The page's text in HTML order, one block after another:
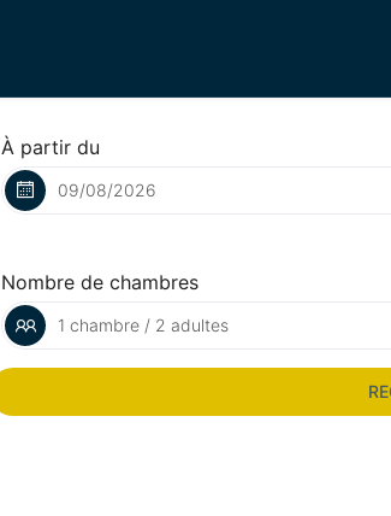
À partir du
Nombre de chambres
1 chambre / 2 adultes